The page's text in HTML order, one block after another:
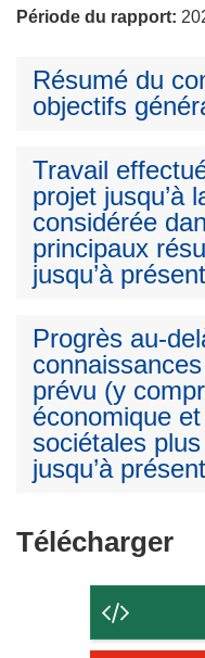
Période du rapport:
Résumé du
objectifs
Travail
projet jusqu’à
considérée
principaux
jusqu’à présent
Progrès au-
prévu (y
économique
sociétales
jusqu’à
Télécharger
de